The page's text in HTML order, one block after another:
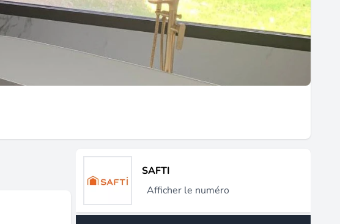
SAFTI
Afficher le numéro